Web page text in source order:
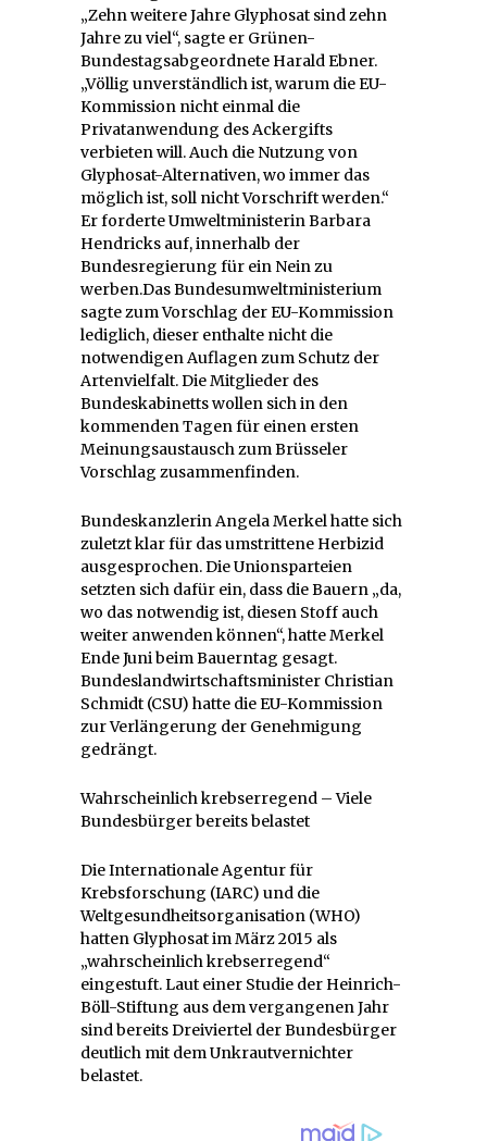
„Zehn weitere Jahre Glyphosat sind zehn
Jahre zu viel“, sagte er Grünen-
Bundestagsabgeordnete Harald Ebner.
„Völlig unverständlich ist, warum die EU-
Kommission nicht einmal die
Privatanwendung des Ackergifts
verbieten will. Auch die Nutzung von
Glyphosat-Alternativen, wo immer das
möglich ist, soll nicht Vorschrift werden.“
Er forderte Umweltministerin Barbara
Hendricks auf, innerhalb der
Bundesregierung für ein Nein zu
werben.Das Bundesumweltministerium
sagte zum Vorschlag der EU-Kommission
lediglich, dieser enthalte nicht die
notwendigen Auflagen zum Schutz der
Artenvielfalt. Die Mitglieder des
Bundeskabinetts wollen sich in den
kommenden Tagen für einen ersten
Meinungsaustausch zum Brüsseler
Vorschlag zusammenfinden.
Bundeskanzlerin Angela Merkel hatte sich
zuletzt klar für das umstrittene Herbizid
ausgesprochen. Die Unionsparteien
setzten sich dafür ein, dass die Bauern „da,
wo das notwendig ist, diesen Stoff auch
weiter anwenden können“, hatte Merkel
Ende Juni beim Bauerntag gesagt.
Bundeslandwirtschaftsminister Christian
Schmidt (CSU) hatte die EU-Kommission
zur Verlängerung der Genehmigung
gedrängt.
Wahrscheinlich krebserregend – Viele
Bundesbürger bereits belastet
Die Internationale Agentur für
Krebsforschung (IARC) und die
Weltgesundheitsorganisation (WHO)
hatten Glyphosat im März 2015 als
„wahrscheinlich krebserregend“
eingestuft. Laut einer Studie der Heinrich-
Böll-Stiftung aus dem vergangenen Jahr
sind bereits Dreiviertel der Bundesbürger
deutlich mit dem Unkrautvernichter
belastet.